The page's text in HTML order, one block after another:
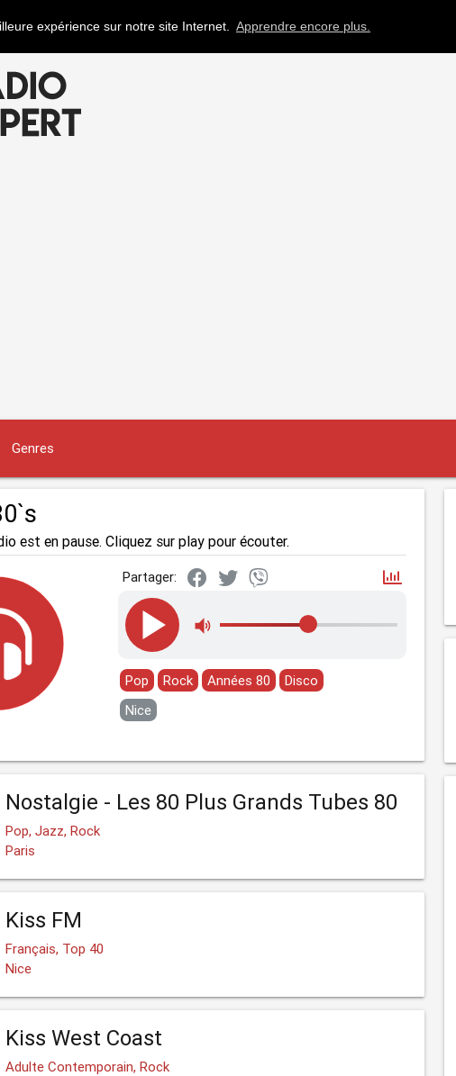
expérience sur notre site Internet. Apprendre encore plus.
Genres
est en pause. Cliquez sur play pour écouter.
Partager:
Pop Rock Années 80
Disco
Nice
Nostalgie - Les 80 Plus Grands Tubes 80
Pop, Jazz, Rock
Paris
Kiss FM
Français, Top 40
Nice
Kiss West Coast
Adulte Contemporain, Rock